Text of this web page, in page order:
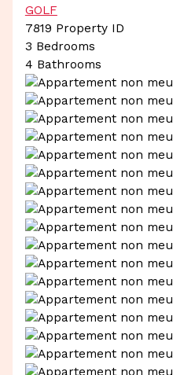
GOLF
7819 Property ID
3 Bedrooms
4 Bathrooms